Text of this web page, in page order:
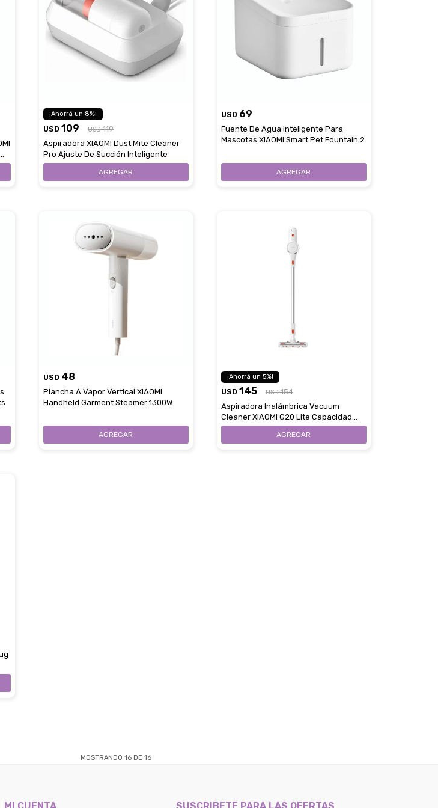
8
USD 109 USD 119
Aspiradora XIAOMI Dust Mite Cleaner
Pro Ajuste De Succión Inteligente
USD 69
Fuente De Agua Inteligente Para
Mascotas XIAOMI Smart Pet Fountain 2
USD 48
Plancha A Vapor Vertical XIAOMI
Handheld Garment Steamer 1300W
5
USD 145 USD 154
Aspiradora Inalámbrica Vacuum
Cleaner XIAOMI G20 Lite Capacidad
0,5L
MOSTRANDO 16 DE 16
Año
productos preferidos
Pago Después como metodo